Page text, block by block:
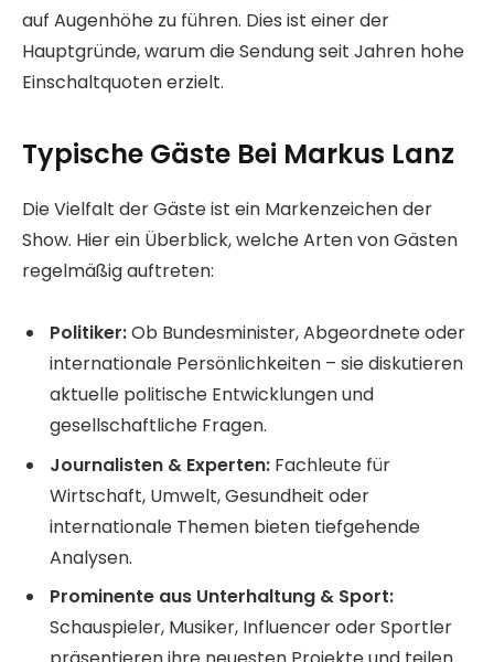
auf Augenhöhe zu führen. Dies ist einer der
Hauptgründe, warum die Sendung seit Jahren hohe
Einschaltquoten erzielt.
Typische Gäste Bei Markus Lanz
Die Vielfalt der Gäste ist ein Markenzeichen der
Show. Hier ein Überblick, welche Arten von Gästen
regelmäßig auftreten:
Politiker:Ob Bundesminister, Abgeordnete oder
internationale Persönlichkeiten – sie diskutieren
aktuelle politische Entwicklungen und
gesellschaftliche Fragen.
Journalisten & Experten: Fachleute für
Wirtschaft, Umwelt, Gesundheit oder
internationale Themen bieten tiefgehende
Analysen.
Prominente aus Unterhaltung & Sport:
Schauspieler, Musiker, Influencer oder Sportler